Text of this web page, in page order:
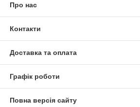
Про нас
Контакти
Доставка та оплата
Графік роботи
Повна версія сайту